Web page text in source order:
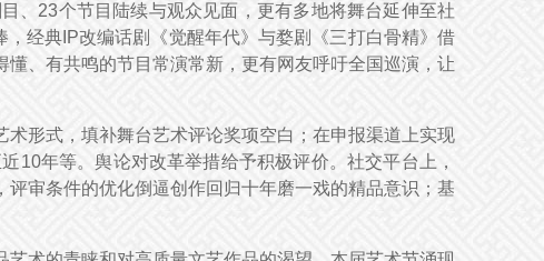
、23个节目陆续与观众见面，更有多地将舞台延伸至社
经典IP改编话剧《觉醒年代》与婺剧《三打白骨精》借
、有共鸣的节目常演常新，更有网友呼吁全国巡演，让
形式，填补舞台艺术评论奖项空白；在申报渠道上实现
10年等。舆论对改革举措给予积极评价。社交平台上，
审条件的优化倒逼创作回归十年磨一戏的精品意识；基